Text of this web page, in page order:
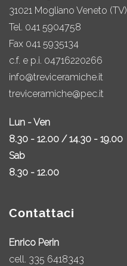
31021 Mogliano Veneto (TV)
Tel. 041 5904758
Fax 041 5935134
c.f. e p.i. 04716220266
info@treviceramiche.it
treviceramiche@pec.it
Lun - Ven
8.30 - 12.00 / 14.30 - 19.00
Sab
8.30 - 12.00
Contattaci
Enrico Perin
cell. 335 6418343